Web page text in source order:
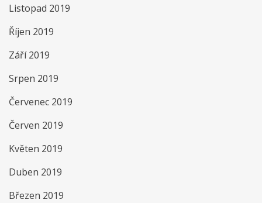
Listopad 2019
Říjen 2019
Září 2019
Srpen 2019
Červenec 2019
Červen 2019
Květen 2019
Duben 2019
Březen 2019